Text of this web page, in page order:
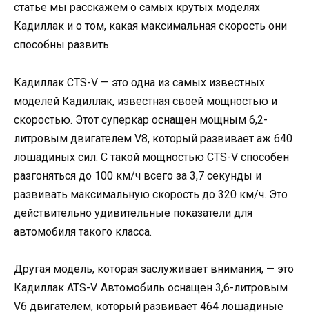
статье мы расскажем о самых крутых моделях
Кадиллак и о том, какая максимальная скорость они
способны развить.
Кадиллак CTS-V — это одна из самых известных
моделей Кадиллак, известная своей мощностью и
скоростью. Этот суперкар оснащен мощным 6,2-
литровым двигателем V8, который развивает аж 640
лошадиных сил. С такой мощностью CTS-V способен
разгоняться до 100 км/ч всего за 3,7 секунды и
развивать максимальную скорость до 320 км/ч. Это
действительно удивительные показатели для
автомобиля такого класса.
Другая модель, которая заслуживает внимания, — это
Кадиллак ATS-V. Автомобиль оснащен 3,6-литровым
V6 двигателем, который развивает 464 лошадиные